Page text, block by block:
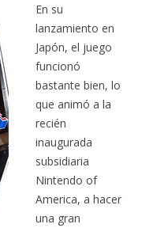
En su
lanzamiento en
Japón, el juego
funcionó
bastante bien, lo
que animó a la
recién
inaugurada
subsidiaria
Nintendo of
America, a hacer
una gran